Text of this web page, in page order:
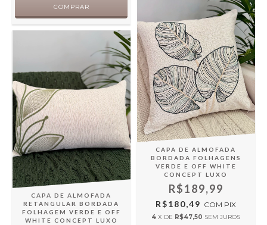
CAPA DE ALMOFADA
RETANGULAR BORDADA
FOLHAGEM VERDE E OFF
WHITE CONCEPT LUXO
CAPA DE ALMOFADA
BORDADA FOLHAGENS
VERDE E OFF WHITE
CONCEPT LUXO
R$189,99
R$180,49 COM PIX
4 X DE R$47,50 SEM JUROS